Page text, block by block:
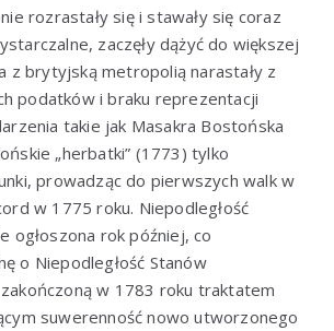
rozrastały się i stawały się coraz
zaczęły dążyć do większej
z brytyjską metropolią narastały z
podatków i braku reprezentacji
takie jak Masakra Bostońska
„herbatki” (1773) tylko
prowadząc do pierwszych walk w
w 1775 roku. Niepodległość
ogłoszona rok później, co
o Niepodległość Stanów
w 1783 roku traktatem
suwerenność nowo utworzonego